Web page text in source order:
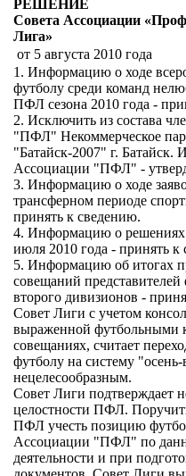
РЕШЕНИЕ
Совета Ассоциации
Лига»
от 5 августа 2010 года
1. Информацию о ходе
футболу среди команд
ПФЛ сезона 2010 года -
2. Исключить из состава
"ПФЛ" Некоммерческое
"Батайск-2007" г. Батайск.
Ассоциации "ПФЛ" -
3. Информацию о ходе
трансферном периоде
принять к сведению.
4. Информацию о
июля 2010 года - принять к
5. Информацию об итогах
совещаний
второго дивизионов -
Совет Лиги с учетом
выраженной футбольными
совещаниях, считает
футболу на систему
нецелесообразным.
Совет Лиги подтверждает
целостности ПФЛ.
ПФЛ учесть позицию
Ассоциации "ПФЛ" по
деятельности и при